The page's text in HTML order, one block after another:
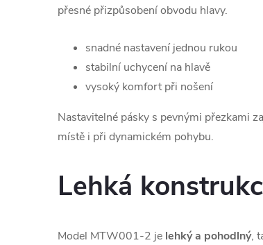
přesné přizpůsobení obvodu hlavy.
snadné nastavení jednou rukou
stabilní uchycení na hlavě
vysoký komfort při nošení
Nastavitelné pásky s pevnými přezkami
místě i při dynamickém pohybu.
Lehká
Model MTW001-2 je lehký a pohodlný,